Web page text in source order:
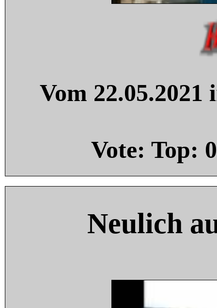
Vom
Vote: Top: 0
Neulich